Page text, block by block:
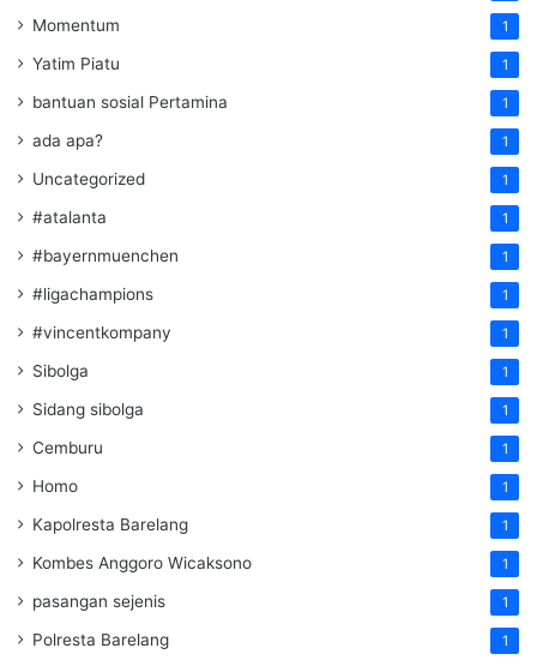
Momentum 1
Yatim Piatu 1
bantuan sosial Pertamina 1
ada apa? 1
Uncategorized 1
#atalanta 1
#bayernmuenchen 1
#ligachampions 1
#vincentkompany 1
Sibolga 1
Sidang sibolga 1
Cemburu 1
Homo 1
Kapolresta Barelang 1
Kombes Anggoro Wicaksono 1
pasangan sejenis 1
Polresta Barelang 1